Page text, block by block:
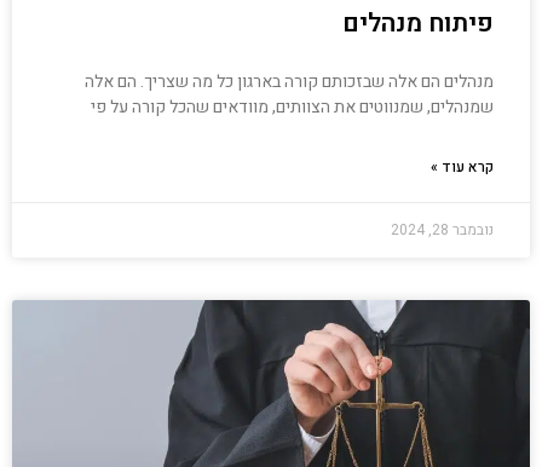
פיתוח מנהלים
מנהלים הם אלה שבזכותם קורה בארגון כל מה שצריך. הם אלה
שמנהלים, שמנווטים את הצוותים, מוודאים שהכל קורה על פי
קרא עוד »
נובמבר 28, 2024